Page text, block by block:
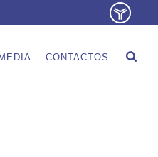
MEDIA CONTACTOS